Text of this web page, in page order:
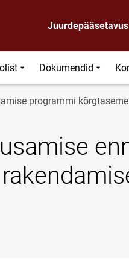
Juurdepääsetavus
Dokumendid
programmi